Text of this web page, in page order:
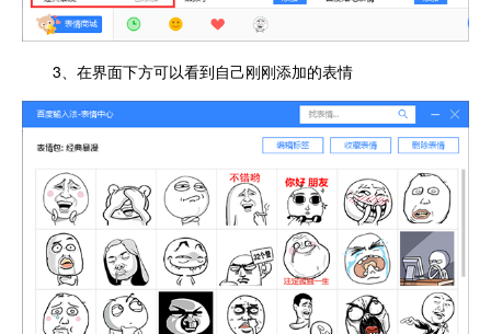
3、在界面下方可以看到自己刚刚添加的表情